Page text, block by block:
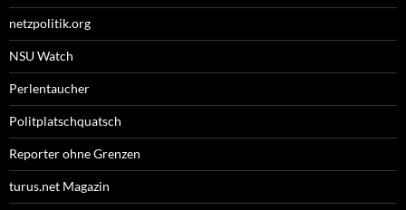
netzpolitik.org
NSU Watch
Perlentaucher
Politplatschquatsch
Reporter ohne Grenzen
turus.net Magazin